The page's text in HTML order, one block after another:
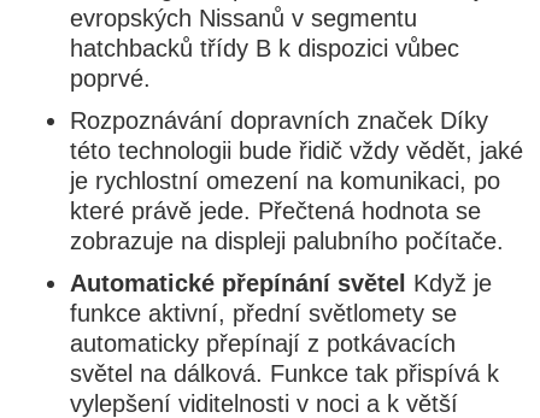
evropských Nissanů v segmentu
hatchbacků třídy B k dispozici vůbec
poprvé.
Rozpoznávání dopravních značek Díky
této technologii bude řidič vždy vědět, jaké
je rychlostní omezení na komunikaci, po
které právě jede. Přečtená hodnota se
zobrazuje na displeji palubního počítače.
Automatické přepínání světel Když je
funkce aktivní, přední světlomety se
automaticky přepínají z potkávacích
světel na dálková. Funkce tak přispívá k
vylepšení viditelnosti v noci a k větší